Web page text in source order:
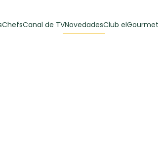
ChefsCanal de TVNovedadesClub elGourmet